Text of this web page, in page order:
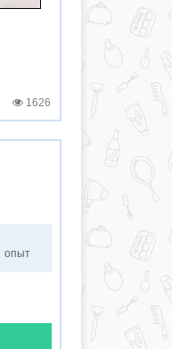
1626
опыт